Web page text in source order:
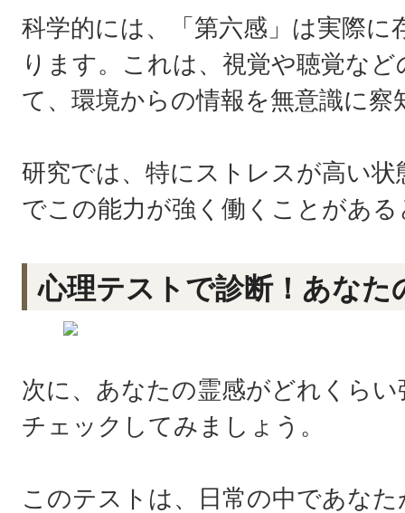
科学的には、「第六感」は実際
ります。これは、視覚や聴覚な
て、環境からの情報を無意識に察
研究では、特にストレスが高い
でこの能力が強く働くことがあ
心理テストで診断！あなた
次に、あなたの霊感がどれくら
チェックしてみましょう。
このテストは、日常の中であな